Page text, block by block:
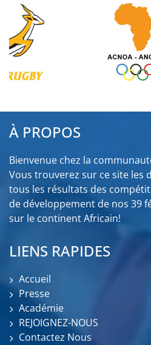
À PROPOS
Bienvenue chez la
Vous trouverez sur ce site les
tous les résultats des
de développement de nos 39
sur le continent Africain!
LIENS RAPIDES
Accueil
Presse
Académie
REJOIGNEZ-NOUS
Contactez Nous